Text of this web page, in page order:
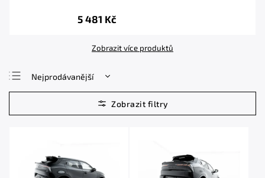
5 481 Kč
Zobrazit více produktů
Nejprodávanější
Nejlevnější
Nejdražší